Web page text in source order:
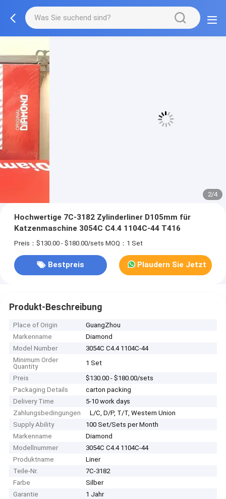
3/4
Hochwertige 7C-3182 Zylinderliner D105mm für
Katzenmaschine 3054C C4.4 1104C-44 T416
Preis：$130.00 - $180.00/sets MOQ：1 Set
Bestpreis Plaudern Sie Jetzt
Produkt-Beschreibung
Place of Origin
GuangZhou
Markenname
Diamond
Model Number
3054C C4.4 1104C-44
Minimum Order
Quantity
1 Set
Preis
$130.00 - $180.00/sets
Packaging Details
carton packing
Delivery Time
5-10 work days
Zahlungsbedingungen
L/C, D/P, T/T, Western Union
Supply Ability
100 Set/Sets per Month
Markenname
Diamond
Modellnummer
3054C C4.4 1104C-44
Produktname
Liner
Teile-Nr.
7C-3182
Farbe
Silber
Garantie
1 Jahr